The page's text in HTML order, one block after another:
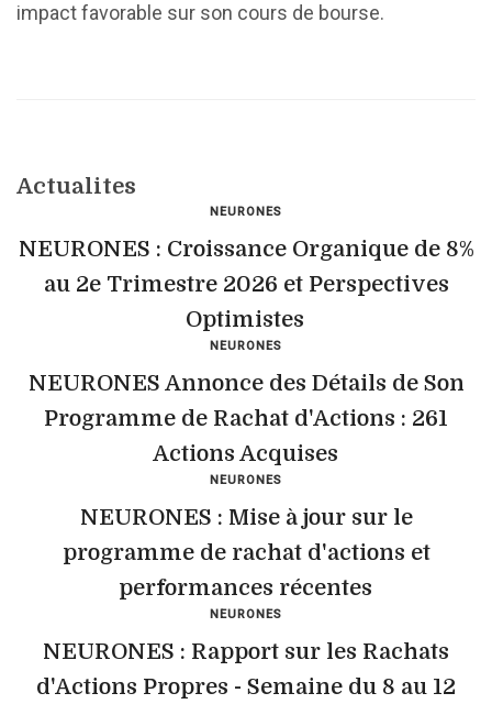
impact favorable sur son cours de bourse.
Actualites
NEURONES
NEURONES : Croissance Organique de 8%
au 2e Trimestre 2026 et Perspectives
Optimistes
NEURONES
NEURONES Annonce des Détails de Son
Programme de Rachat d'Actions : 261
Actions Acquises
NEURONES
NEURONES : Mise à jour sur le
programme de rachat d'actions et
performances récentes
NEURONES
NEURONES : Rapport sur les Rachats
d'Actions Propres - Semaine du 8 au 12